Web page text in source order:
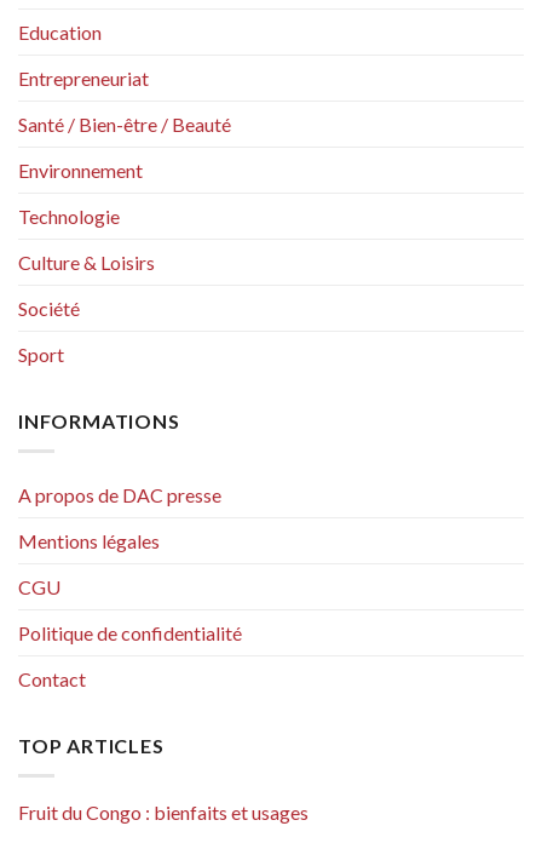
Education
Entrepreneuriat
Santé / Bien-être / Beauté
Environnement
Technologie
Culture & Loisirs
Société
Sport
INFORMATIONS
A propos de DAC presse
Mentions légales
CGU
Politique de confidentialité
Contact
TOP ARTICLES
Fruit du Congo : bienfaits et usages